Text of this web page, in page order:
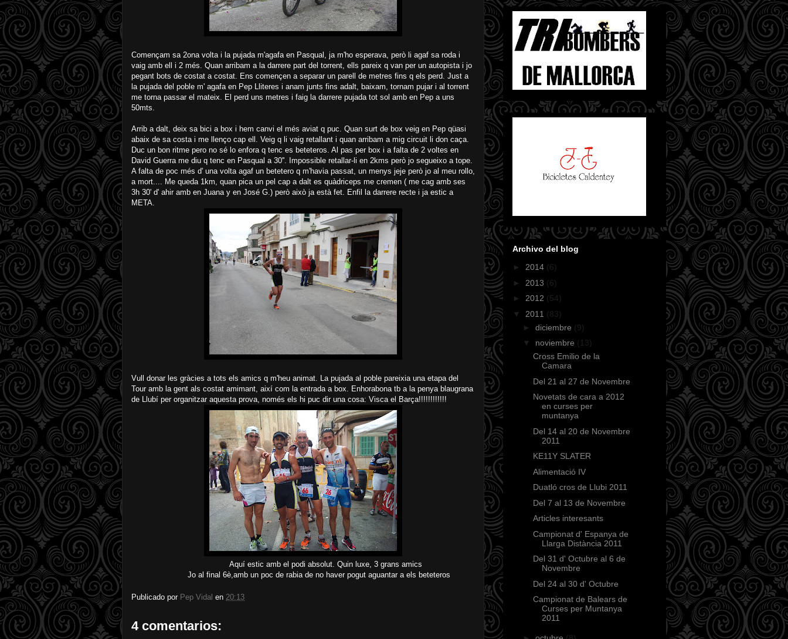
Començam sa 2ona volta i la pujada m'agafa en Pasqual, ja m'ho esperava, però li agaf sa roda i
vaig amb ell i 2 més. Quan arribam a la darrere part del torrent, ells pareix q van per un autopista i jo
pegant bots de costat a costat. Ens començen a separar un parell de metres fins q els perd. Just a
la pujada del poble m' agafa en Pep Lliteres i anam junts fins adalt, baixam, tornam pujar i al torrent
me torna passar el mateix. El perd uns metres i faig la darrere pujada tot sol amb en Pep a uns
50mts.
Arrib a dalt, deix sa bici a box i hem canvi el més aviat q puc. Quan surt de box veig en Pep qüasi
abaix de sa costa i me llenço cap ell. Veig q li vaig retallant i quan arribam a mig circuit li don caça.
Duc un bon ritme pero no sé lo enfora q tenc es beteteros. Al pas per box i a falta de 2 voltes en
David Guerra me diu q tenc en Pasqual a 30''. Impossible retallar-li en 2kms però jo segueixo a tope.
A falta de poc més d' una volta agaf un betetero q m'havia passat, un menys jeje però jo al meu rollo,
a mort.... Me queda 1km, quan pica un pel cap a dalt es quàdriceps me cremen ( me cag amb ses
3h 30' d' ahir amb en Juana y en José G.) però això ja està fet. Enfil la darrere recte i ja estic a
META.
Vull donar les gràcies a tots els amics q m'heu animat. La pujada al poble pareixia una etapa del
Tour amb la gent als costat amimant, així com la entrada a box. Enhorabona tb a la penya blaugrana
de Llubí per organitzar aquesta prova, només els hi puc dir una cosa: Visca el Barça!!!!!!!!!!!!
Aquí estic amb el podi absolut. Quin luxe, 3 grans amics
Jo al final 6è,amb un poc de rabia de no haver pogut aguantar a els beteteros
Publicado por Pep Vidal en 20:13
4 comentarios:
Archivo del blog
► 2014 (6)
► 2013 (6)
► 2012 (54)
▼ 2011 (83)
► diciembre (9)
▼ noviembre (13)
Cross Emilio de la
Camara
Del 21 al 27 de Novembre
Novetats de cara a 2012
en curses per
muntanya
Del 14 al 20 de Novembre
2011
KE11Y SLATER
Alimentació IV
Duatló cros de Llubi 2011
Del 7 al 13 de Novembre
Articles interesants
Campionat d' Espanya de
Llarga Distància 2011
Del 31 d' Octubre al 6 de
Novembre
Del 24 al 30 d' Octubre
Campionat de Balears de
Curses per Muntanya
2011